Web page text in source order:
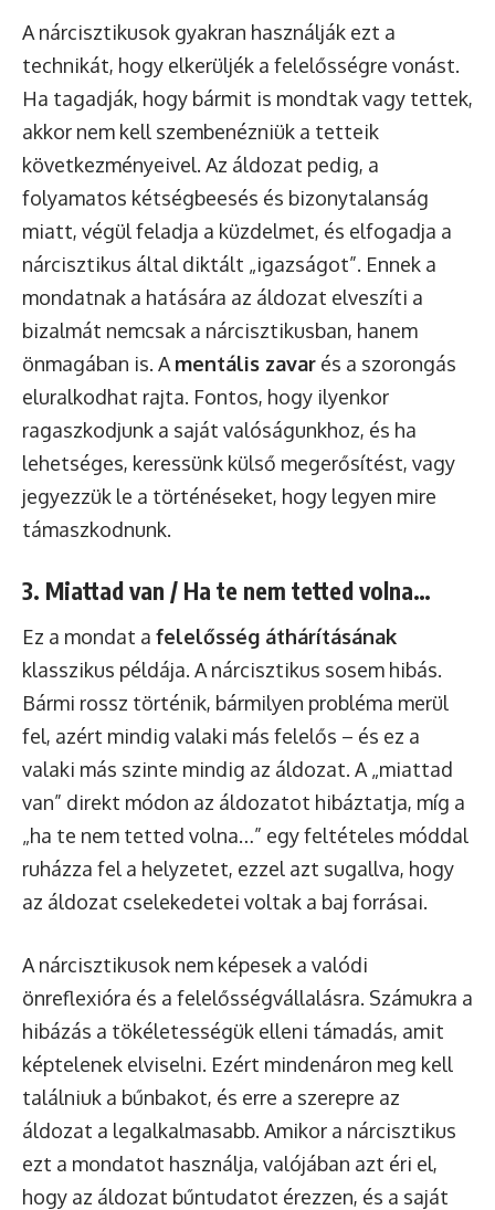
A nárcisztikusok gyakran használják ezt a
technikát, hogy elkerüljék a felelősségre vonást.
Ha tagadják, hogy bármit is mondtak vagy tettek,
akkor nem kell szembenézniük a tetteik
következményeivel. Az áldozat pedig, a
folyamatos kétségbeesés és bizonytalanság
miatt, végül feladja a küzdelmet, és elfogadja a
nárcisztikus által diktált „igazságot”. Ennek a
mondatnak a hatására az áldozat elveszíti a
bizalmát nemcsak a nárcisztikusban, hanem
önmagában is. A mentális zavar és a szorongás
eluralkodhat rajta. Fontos, hogy ilyenkor
ragaszkodjunk a saját valóságunkhoz, és ha
lehetséges, keressünk külső megerősítést, vagy
jegyezzük le a történéseket, hogy legyen mire
támaszkodnunk.
3. Miattad van / Ha te nem tetted volna…
Ez a mondat a felelősség áthárításának
klasszikus példája. A nárcisztikus sosem hibás.
Bármi rossz történik, bármilyen probléma merül
fel, azért mindig valaki más felelős – és ez a
valaki más szinte mindig az áldozat. A „miattad
van” direkt módon az áldozatot hibáztatja, míg a
„ha te nem tetted volna…” egy feltételes móddal
ruházza fel a helyzetet, ezzel azt sugallva, hogy
az áldozat cselekedetei voltak a baj forrásai.
A nárcisztikusok nem képesek a valódi
önreflexióra és a felelősségvállalásra. Számukra a
hibázás a tökéletességük elleni támadás, amit
képtelenek elviselni. Ezért mindenáron meg kell
találniuk a bűnbakot, és erre a szerepre az
áldozat a legalkalmasabb. Amikor a nárcisztikus
ezt a mondatot használja, valójában azt éri el,
hogy az áldozat bűntudatot érezzen, és a saját